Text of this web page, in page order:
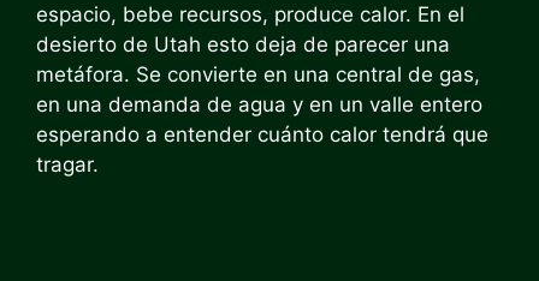
espacio, bebe recursos, produce calor. En el
desierto de Utah esto deja de parecer una
metáfora. Se convierte en una central de gas,
en una demanda de agua y en un valle entero
esperando a entender cuánto calor tendrá que
tragar.